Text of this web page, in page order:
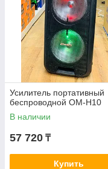
Усилитель портативный
беспроводной OM-H10
В наличии
57 720 ₸
Купить